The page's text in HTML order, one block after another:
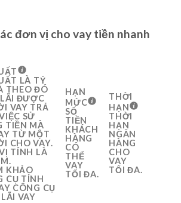
đơn vị cho vay tiền nhanh
LÀ TỶ
THEO ĐÓ
ĐƯỢC
VAY TRẢ
SỬ
TIỀN MÀ
TỪ MỘT
CHO VAY.
TÍNH LÀ
KHẢO
CỤ TÍNH
CÔNG CỤ
VAY
HẠN
MỨC
SỐ
TIỀN
KHÁCH
HÀNG
CÓ
THỂ
VAY
TỐI ĐA.
THỜI
HẠN
THỜI
HẠN
NGÂN
HÀNG
CHO
VAY
TỐI ĐA.